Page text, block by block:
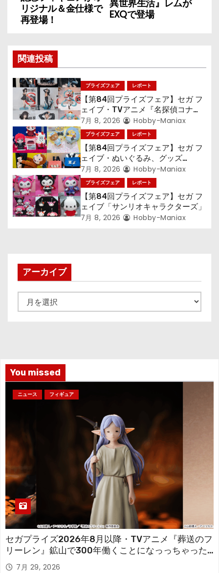
ナ
ビ
ゲ
ー
シ
ョ
ン
異世界生活』レムが
EXQで登場
リジナル＆金仕様で
再登場！
関連投稿
プライズフェア レポート
【第84回プライズフェア】セガ フ
ェイブ・TVアニメ『名探偵コナ
ン』TVアニメ『呪術廻戦』『〈物
語〉シリーズ』「初音ミク」
7月 8, 2026 Hobby-Maniax
プライズフェア レポート
【第84回プライズフェア】セガ フ
ェイブ・ぬいぐるみ、グッズ
『LiSA』『ミニオン』『おさるの
ジョージ』『ポケットモンスター』
7月 8, 2026 Hobby-Maniax
プライズフェア レポート
【第84回プライズフェア】セガ フ
ェイブ「サンリオキャラクターズ」
7月 8, 2026 Hobby-Maniax
アーカイブ
ー
You missed
ニュース フィギュア
セガプライズ2026年8月以降・TVアニメ『葬送のフ
リーレン』鉱山で300年働くことになっっちゃった
「フリーレン」を立体化！
7月 29, 2026